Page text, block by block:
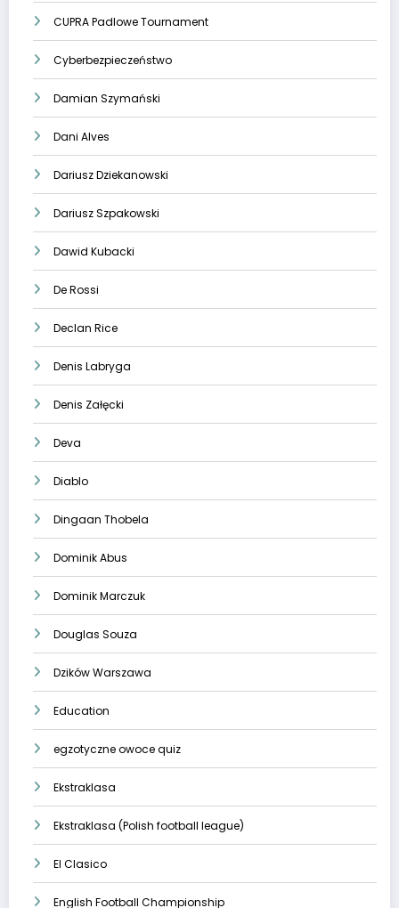
CUPRA Padlowe Tournament
Cyberbezpieczeństwo
Damian Szymański
Dani Alves
Dariusz Dziekanowski
Dariusz Szpakowski
Dawid Kubacki
De Rossi
Declan Rice
Denis Labryga
Denis Załęcki
Deva
Diablo
Dingaan Thobela
Dominik Abus
Dominik Marczuk
Douglas Souza
Dzików Warszawa
Education
egzotyczne owoce quiz
Ekstraklasa
Ekstraklasa (Polish football league)
El Clasico
English Football Championship